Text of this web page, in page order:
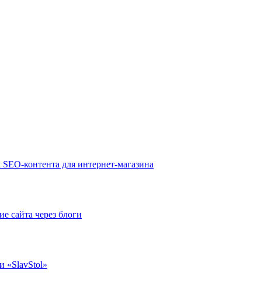
контента для интернет-магазина
сайта через блоги
«SlavStol»